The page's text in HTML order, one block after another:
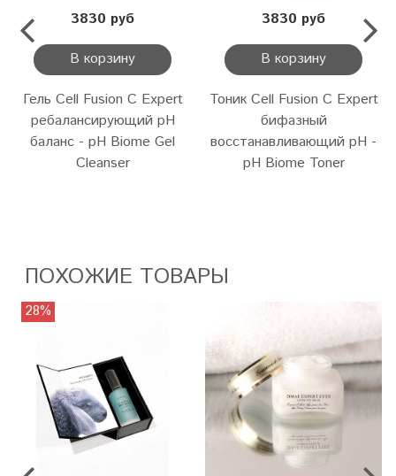
3830 руб
В корзину
Гель Cell Fusion C Expert
ребалансирующий pH
баланс - pH Biome Gel
Cleanser
3830 руб
В корзину
Тоник Cell Fusion C Expert
бифазный
восстанавливающий pH -
pH Biome Toner
ПОХОЖИЕ ТОВАРЫ
28%